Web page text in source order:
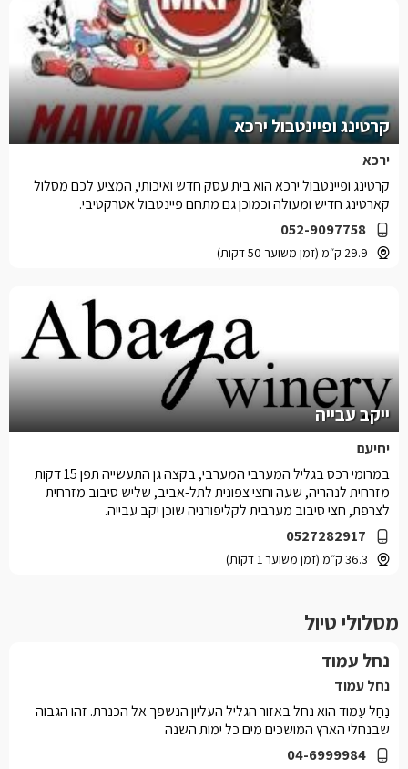
קרטינג ופיינטבול ירכא
ירכא
052-9097758
29.9 ק״מ (זמן משוער 50 דקות)
קרטינג ופיינטבול ירכא הוא בית עסק חדש ואיכותי, המציע לכם מסלול
קארטינג חדיש ומעולה וכמוכן גם מתחם פיינטבול אטרקטיבי.
ייקב עבייה
יחיעם
0527282917
36.3 ק״מ (זמן משוער 1 דקות)
במרומי רכס בגליל המערבי המערבי, בקצה גן התעשייה תפן 15 דקות
מזרחית לנהריה, שעה וחצי צפונית לתל-אביב, שליש סיבוב מזרחית
לצרפת, חצי סיבוב מערבית לקליפורניה שוכן יקב עבייה.
מסלולי טיול
נחל עמוד
נחל עמוד
04-6999984
נַחַל עַמּוּד הוא נחל באזור הגליל העליון הנשפך אל הכנרת. זהו הגבוה
שבנחלי הארץ המושכים מים כל ימות השנה